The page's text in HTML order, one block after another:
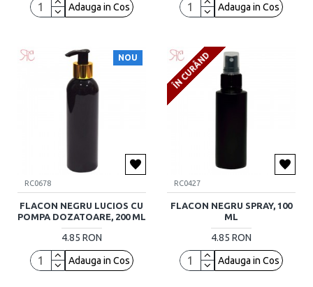
Adauga in Cos Adauga in Cos
NOU
RC0678
FLACON NEGRU LUCIOS CU
POMPA DOZATOARE, 200 ML
4.85 RON
Adauga in Cos
ÎN CURÂND
RC0427
FLACON NEGRU SPRAY, 100
ML
4.85 RON
Adauga in Cos